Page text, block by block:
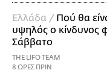
Ελλάδα / Πού θα
υψηλός ο κίνδυνος
Σάββατο
THE LIFO TEAM
8 ΩΡΕΣ ΠΡΙΝ